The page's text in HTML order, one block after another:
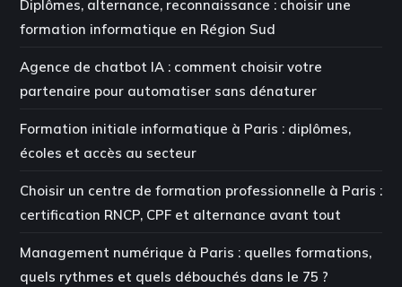
Diplômes, alternance, reconnaissance : choisir une
formation informatique en Région Sud
Agence de chatbot IA : comment choisir votre
partenaire pour automatiser sans dénaturer
Formation initiale informatique à Paris : diplômes,
écoles et accès au secteur
Choisir un centre de formation professionnelle à Paris :
certification RNCP, CPF et alternance avant tout
Management numérique à Paris : quelles formations,
quels rythmes et quels débouchés dans le 75 ?